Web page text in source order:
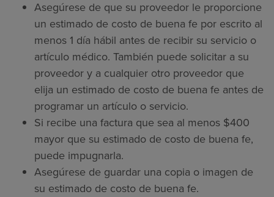
Asegúrese de que su proveedor le proporcione
un estimado de costo de buena fe por escrito al
menos 1 día hábil antes de recibir su servicio o
artículo médico. También puede solicitar a su
proveedor y a cualquier otro proveedor que
elija un estimado de costo de buena fe antes de
programar un artículo o servicio.
Si recibe una factura que sea al menos $400
mayor que su estimado de costo de buena fe,
puede impugnarla.
Asegúrese de guardar una copia o imagen de
su estimado de costo de buena fe.